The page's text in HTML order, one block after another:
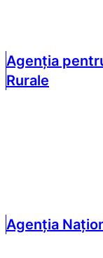
Agenția
Rurale
Agenția